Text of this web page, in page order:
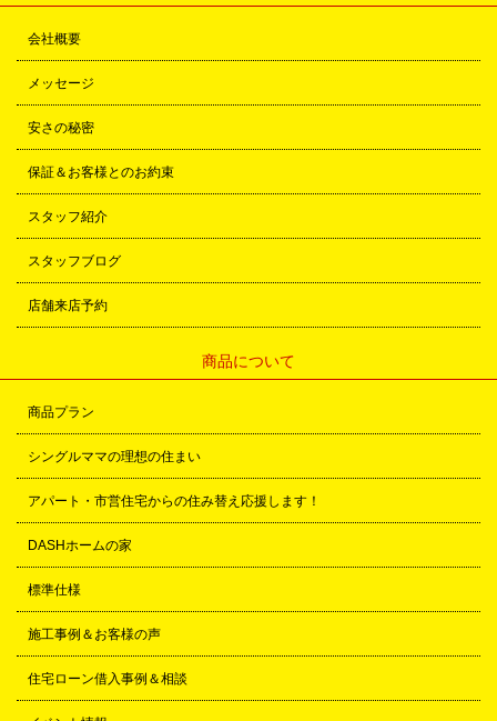
会社概要
メッセージ
安さの秘密
保証＆お客様とのお約束
スタッフ紹介
スタッフブログ
店舗来店予約
商品について
商品プラン
シングルママの理想の住まい
アパート・市営住宅からの住み替え応援します！
DASHホームの家
標準仕様
施工事例＆お客様の声
住宅ローン借入事例＆相談